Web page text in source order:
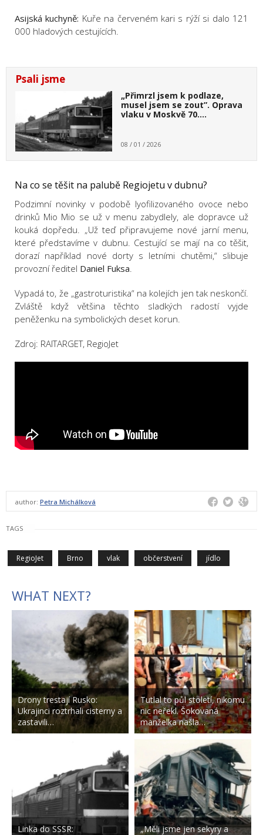
Asijská kuchyně: Kuře na červeném kari s rýží si dalo 121
000 hladových cestujících.
Psali jsme
„Přimrzl jsem k podlaze,
musel jsem se zout”. Oprava
vlaku v Moskvě 70.…
08 / 01 / 2026
Na co se těšit na palubě Regiojetu v dubnu?
Podzimní novinky v podobě lyofilizovaného ovoce nebo
drinků Mio Mio se už v menu zabydlely, ale dopravce už
kouká dopředu. „Už teď připravujeme nové jarní menu,
které představíme v dubnu. Cestující se mají na co těšit,
dorazí například nové dorty s letními chutěmi,“ slibuje
provozní ředitel Daniel Fuksa
Vypadá to, že „gastroturistika“ na kolejích jen tak neskončí.
Zvláště když většina těchto sladkých radostí vyjde
peněženku na symbolických deset korun.
Zdroj: RAITARGET, RegioJet
author: Petra Michálková
TAGS
RegioJet Brno vlak občerstvení jídlo
WHAT NEXT?
Drony trestají Rusko:
Ukrajinci roztrhali cisterny a
zastavili…
Linka do SSSR:
Tutlal to půl století, nikomu
nic neřekl. Šokovaná
manželka našla…
„Měli jsme jen sekyry a